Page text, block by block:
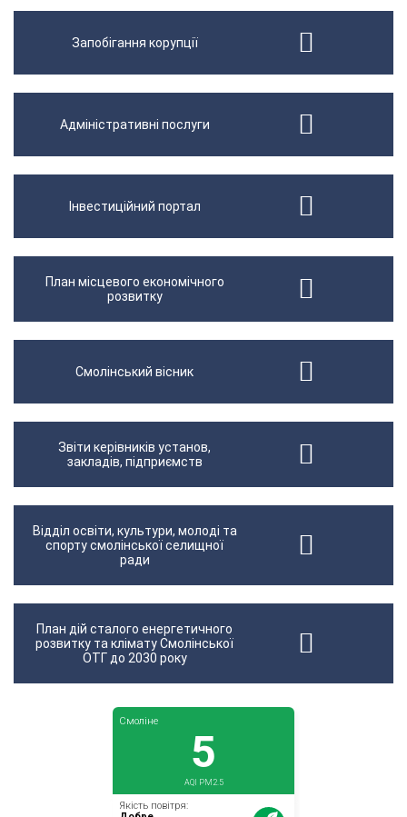
Запобігання корупції
Адміністративні послуги
Інвестиційний портал
План місцевого економічного
розвитку
Смолінський вісник
Звіти керівників установ,
закладів, підприємств
Відділ освіти, культури, молоді та
спорту смолінської селищної
ради
План дій сталого енергетичного
розвитку та клімату Смолінської
ОТГ до 2030 року